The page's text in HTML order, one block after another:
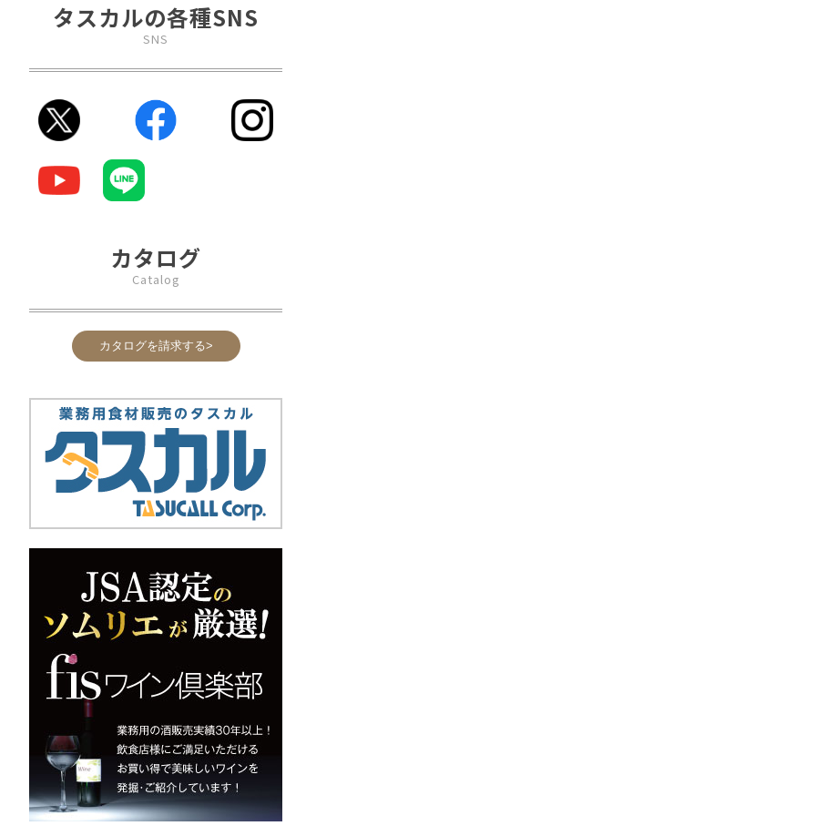
タスカルの各種SNS
SNS
カタログ
Catalog
カタログを請求する>